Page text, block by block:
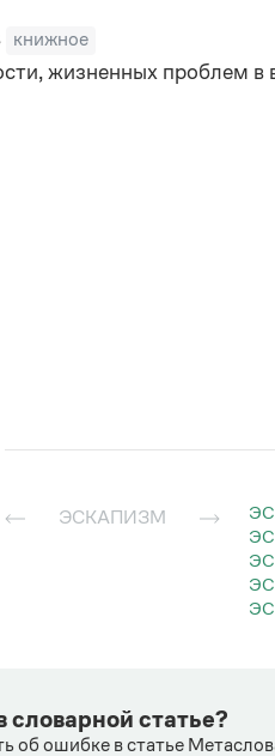
книжное
жизненных проблем
ЭСКАПИЗМ
статье?
об ошибке в статье